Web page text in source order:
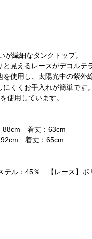
が繊細なタンクトップ。
見えるレースがデコルテ
使用し、太陽光中の紫
くくお手入れが簡単です。
使用しています。
88cm 着丈：63cm
着丈：65cm
ル：45％ 【レース】ポ